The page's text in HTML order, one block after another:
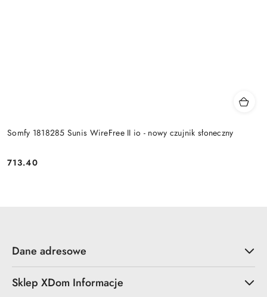
Somfy 1818285 Sunis WireFree II io - nowy czujnik słoneczny
Cena:
713.40
Dane adresowe
Sklep XDom Informacje